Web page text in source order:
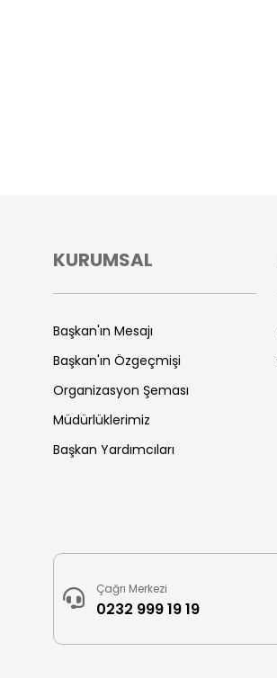
KURUMSAL
Başkan'ın Mesajı
Başkan'ın Özgeçmişi
Organizasyon Şeması
Müdürlüklerimiz
Başkan Yardımcıları
Çağrı Merkezi
0232 999 19 19